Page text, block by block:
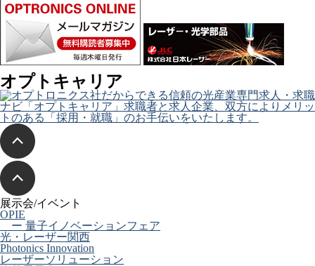
オプトキャリア
展示会/イベント
OPIE
ー 量子イノベーションフェア
光・レーザー関西
Photonics Innovation
レーザーソリューション